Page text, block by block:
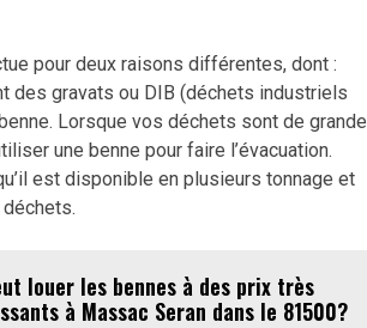
pour deux raisons différentes, dont :
des gravats ou DIB (déchets industriels
Lorsque vos déchets sont de grande
une benne pour faire l’évacuation.
est disponible en plusieurs tonnage et
louer les bennes à des prix très
à Massac Seran dans le 81500?